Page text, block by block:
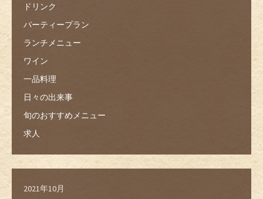
ドリンク
パーティープラン
ランチメニュー
ワイン
一品料理
日々の出来事
旬のおすすめメニュー
求人
2021年10月